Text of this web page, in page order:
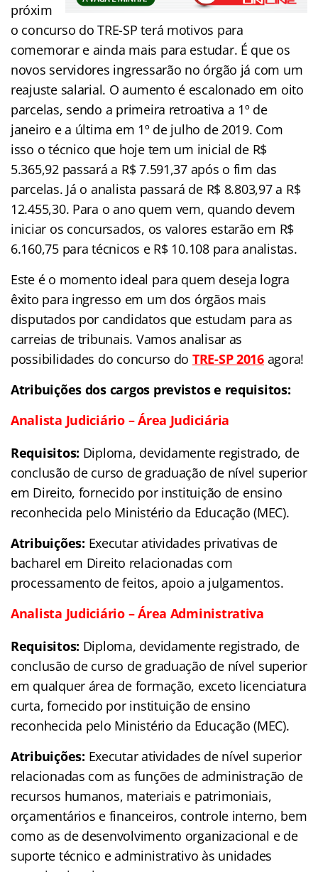
próxim
o concurso do TRE-SP terá motivos para
comemorar e ainda mais para estudar. É que os
novos servidores ingressarão no órgão já com um
reajuste salarial. O aumento é escalonado em oito
parcelas, sendo a primeira retroativa a 1º de
janeiro e a última em 1º de julho de 2019. Com
isso o técnico que hoje tem um inicial de R$
5.365,92 passará a R$ 7.591,37 após o fim das
parcelas. Já o analista passará de R$ 8.803,97 a R$
12.455,30. Para o ano quem vem, quando devem
iniciar os concursados, os valores estarão em R$
6.160,75 para técnicos e R$ 10.108 para analistas.
Este é o momento ideal para quem deseja logra
êxito para ingresso em um dos órgãos mais
disputados por candidatos que estudam para as
carreias de tribunais. Vamos analisar as
possibilidades do concurso do TRE-SP 2016agora!
Atribuições dos cargos previstos e requisitos:
Analista Judiciário – Área Judiciária
Requisitos: Diploma, devidamente registrado, de
conclusão de curso de graduação de nível superior
em Direito, fornecido por instituição de ensino
reconhecida pelo Ministério da Educação (MEC).
Atribuições: Executar atividades privativas de
bacharel em Direito relacionadas com
processamento de feitos, apoio a julgamentos.
Analista Judiciário – Área Administrativa
Requisitos: Diploma, devidamente registrado, de
conclusão de curso de graduação de nível superior
em qualquer área de formação, exceto licenciatura
curta, fornecido por instituição de ensino
reconhecida pelo Ministério da Educação (MEC).
Atribuições: Executar atividades de nível superior
relacionadas com as funções de administração de
recursos humanos, materiais e patrimoniais,
orçamentários e financeiros, controle interno, bem
como as de desenvolvimento organizacional e de
suporte técnico e administrativo às unidades